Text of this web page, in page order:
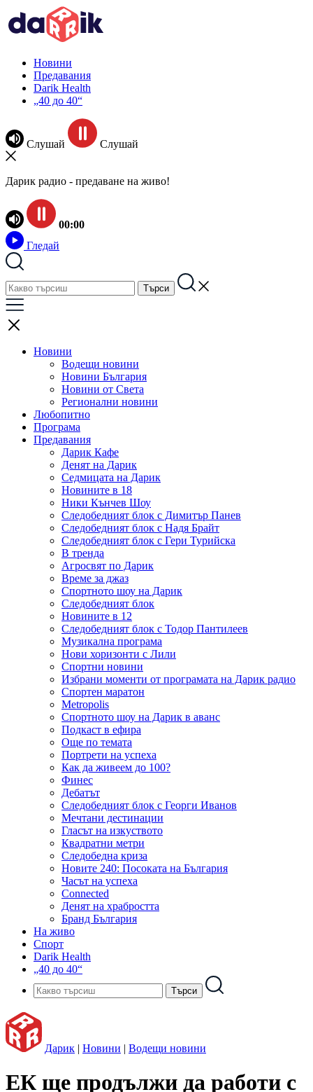
Новини
Предавания
Darik Health
„40 до 40“
Слушай Слушай
Дарик радио - предаване на живо!
00:00
Гледай
Новини
Водещи новини
Новини България
Новини от Света
Регионални новини
Любопитно
Програма
Предавания
Дарик Кафе
Денят на Дарик
Седмицата на Дарик
Новините в 18
Ники Кънчев Шоу
Следобедният блок с Димитър Панев
Следобедният блок с Надя Брайт
Следобедният блок с Гери Турийска
В тренда
Агросвят по Дарик
Време за джаз
Спортното шоу на Дарик
Следобедният блок
Новините в 12
Следобедният блок с Тодор Пантилеев
Музикална програма
Нови хоризонти с Лили
Спортни новини
Избрани моменти от програмата на Дарик радио
Спортен маратон
Metropolis
Спортното шоу на Дарик в аванс
Подкаст в ефира
Още по темата
Портрети на успеха
Как да живеем до 100?
Финес
Дебатът
Следобедният блок с Георги Иванов
Мечтани дестинации
Гласът на изкуството
Квадратни метри
Следобедна криза
Новите 240: Посоката на България
Часът на успеха
Connected
Денят на храбростта
Бранд България
На живо
Спорт
Darik Health
„40 до 40“
Дарик | Новини | Водещи новини
ЕК ще продължи да работи с